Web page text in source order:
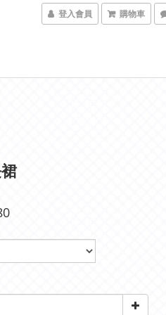
登入會員 購物車